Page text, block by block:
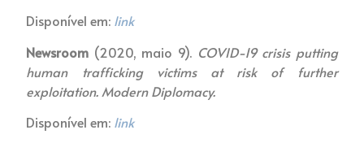
Disponível em: link
Newsroom (2020, maio 9). COVID-19 crisis putting
human trafficking victims at risk of further
exploitation. Modern Diplomacy.
Disponível em: link